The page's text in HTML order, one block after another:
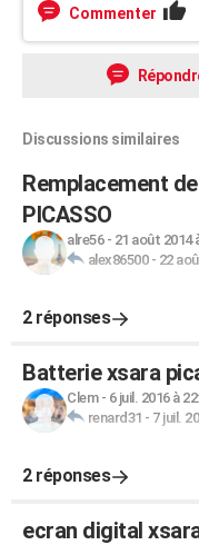
Commenter
Discussions similaires
Remplacement
PICASSO
alre56- 21 août 2014
alex86500- 22
2 réponses
Batterie xsara
Clem- 6 juil. 2016 à
renard31 - 7 juil.
2 réponses
ecran digital